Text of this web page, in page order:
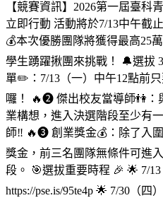
【競賽資訊】2026第一屆臺科
立即行動 活動將於7/13中午截
💰本次優勝團隊將獲得最高25
學生踴躍揪團來挑戰！ 🔔選拔
單✏️：7/13（一）中午12點前
囉！ 🔥❷ 傑出校友當導師👫：
業構想，進入決選階段至少有
師‼️ 🔥❸ 創業獎金💰：除了入
獎金，前三名團隊無條件可進
段。 🎯選拔重要時程 🎉 🌟 7/
https://pse.is/95te4p 🌟 7/30（